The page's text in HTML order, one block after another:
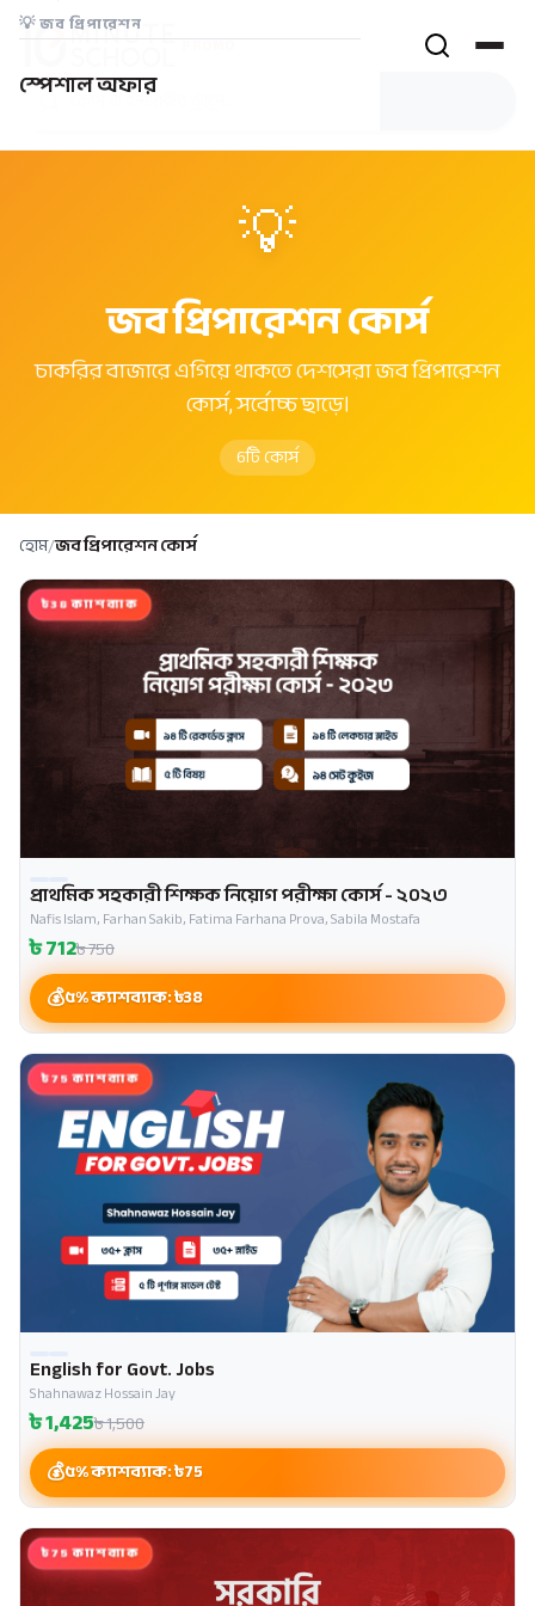
PROMO
💡জব প্রিপারেশন
স্পেশাল অফার
💡
জব প্রিপারেশন কোর্স
চাকরির বাজারে এগিয়ে থাকতে দেশসেরা জব প্রিপারেশন
কোর্স, সর্বোচ্চ ছাড়ে।
6টি কোর্স
হোম/জব প্রিপারেশন কোর্স
৳38 ক্যাশব্যাক
প্রাথমিক সহকারী শিক্ষক নিয়োগ পরীক্ষা কোর্স - ২০২৩
Nafis Islam, Farhan Sakib, Fatima Farhana Prova, Sabila Mostafa
৳712৳750
৫% ক্যাশব্যাক: ৳38
৳75 ক্যাশব্যাক
English for Govt. Jobs
Shahnawaz Hossain Jay
৳1,425৳1,500
৫% ক্যাশব্যাক: ৳75
৳75 ক্যাশব্যাক